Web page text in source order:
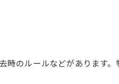
のルールなどがあります